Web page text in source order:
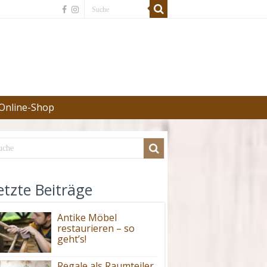
Shop
Beiträge
Antike Möbel
restaurieren – so
geht’s!